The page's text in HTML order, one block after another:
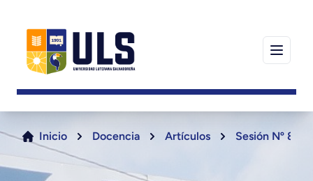
Inicio Docencia Artículos Sesión Nº 8